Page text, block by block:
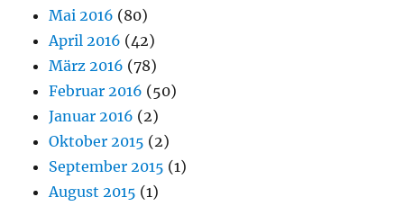
Mai 2016 (80)
April 2016 (42)
März 2016 (78)
Februar 2016 (50)
Januar 2016 (2)
Oktober 2015 (2)
September 2015 (1)
August 2015 (1)